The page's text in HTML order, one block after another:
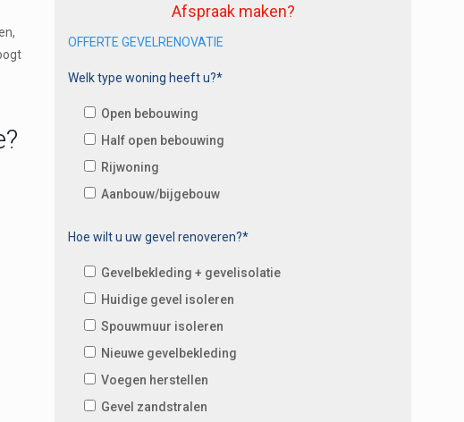
Afspraak maken?
OFFERTE GEVELRENOVATIE
Welk type woning heeft u?*
Open bebouwing
Half open bebouwing
Rijwoning
Aanbouw/bijgebouw
Hoe wilt u uw gevel renoveren?*
Gevelbekleding + gevelisolatie
Huidige gevel isoleren
Spouwmuur isoleren
Nieuwe gevelbekleding
Voegen herstellen
Gevel zandstralen